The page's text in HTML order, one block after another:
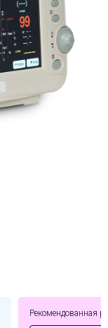
Рекомендованная